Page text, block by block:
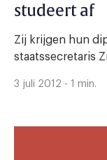
studeert af
Zij krijgen hun
staatssecretaris
3 juli 2012 - 1 min.